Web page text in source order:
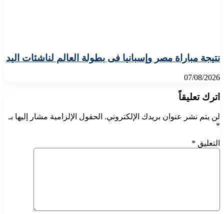
نتيجة مباراة مصر وإسبانيا فى بطولة العالم لناشئات اليد
07/08/2026
اترك تعليقاً
لن يتم نشر عنوان بريدك الإلكتروني. الحقول الإلزامية مشار إليها بـ
*
التعليق *